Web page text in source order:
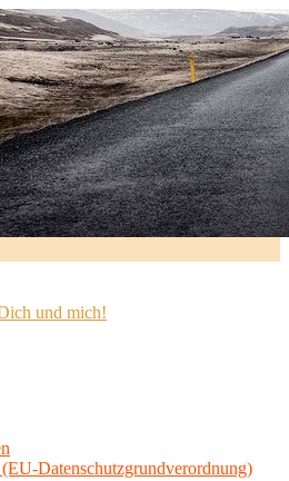
und mich!
Datenschutzgrundverordnung)